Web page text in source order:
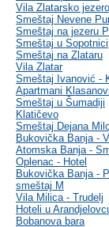
Vila Zlatarsko jezero
Smeštaj Nevene
Smeštaj na jezeru
Smeštaj u Sopotnici
Smeštaj na Zlataru
Vila Zlatar
Smeštaj Ivanović -
Apartmani
Smeštaj u Šumadiji
Klatičevo
Smeštaj Dejana
Bukovička Banja -
Atomska Banja -
Oplenac - Hotel
Bukovička Banja -
smeštaj M
Vila Milica - Trudelj
Hoteli u
Bobanova bara